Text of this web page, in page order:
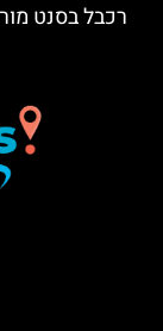
רכבל בסנט